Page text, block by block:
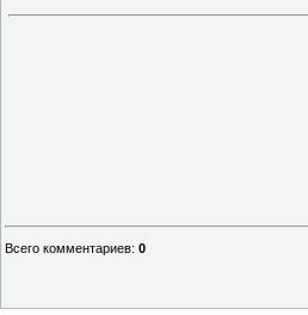
Всего комментариев: 0